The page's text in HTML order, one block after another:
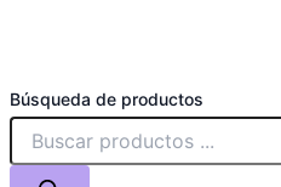
Búsqueda de productos